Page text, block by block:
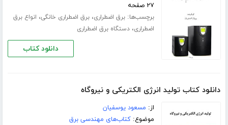
۲۷ صفحه
برچسب‌ها:برق اضطراری،برق اضطراری خانگی، انواع برق
اضطراری،دستگاه برق اضطراری
دانلود کتاب
دانلود کتاب تولید انرژی الکتریکی و نیروگاه
از: مسعود یوسفیان
موضوع:کتاب‌های مهندسی برق